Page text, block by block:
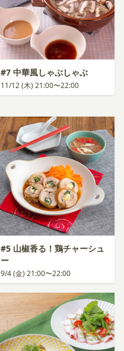
#7 中華風しゃぶしゃぶ
11/12 (木) 21:00〜22:00
#5 山椒香る！鶏チャーシュ
ー
9/4 (金) 21:00〜22:00